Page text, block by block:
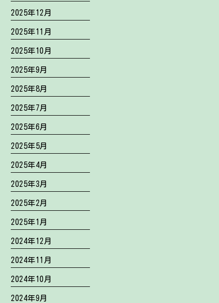
2025年12月
2025年11月
2025年10月
2025年9月
2025年8月
2025年7月
2025年6月
2025年5月
2025年4月
2025年3月
2025年2月
2025年1月
2024年12月
2024年11月
2024年10月
2024年9月